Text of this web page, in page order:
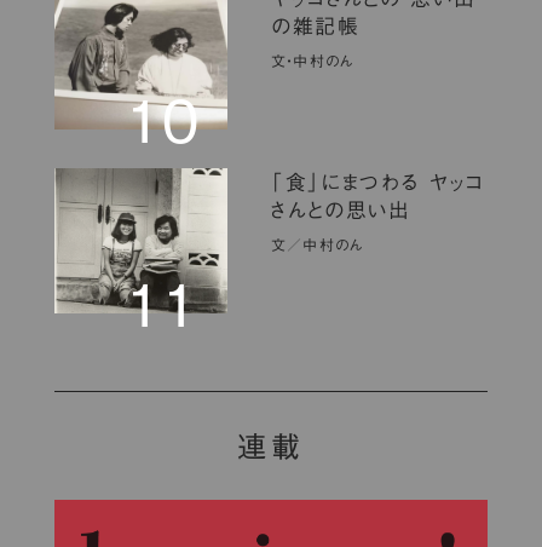
10
の雑記帳
文・中村のん
11
「食」にまつわる ヤッコ
さんとの思い出
文／中村のん
連載